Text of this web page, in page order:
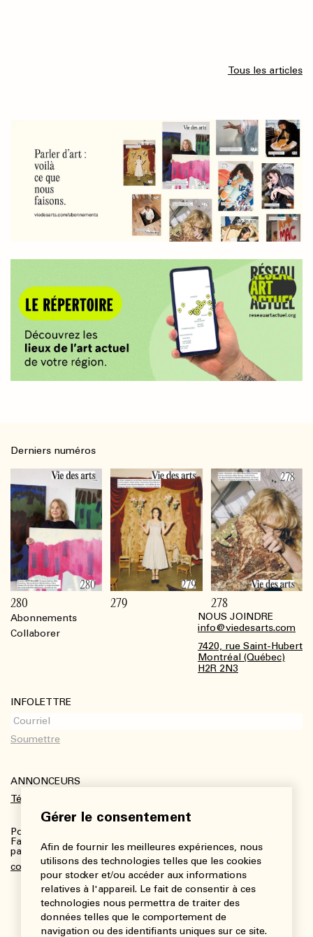
Gérer le consentement
Afin de fournir les meilleures expériences, nous
utilisons des technologies telles que les cookies
pour stocker et/ou accéder aux informations
relatives à l'appareil. Le fait de consentir à ces
technologies nous permettra de traiter des
données telles que le comportement de
navigation ou des identifiants uniques sur ce site.
Tous les articles
Abonnements
Collaborer
NOUS JOINDRE
info@viedesarts.com
7420, rue Saint-Hubert
Montréal (Québec)
H2R 2N3
INFOLETTRE
ANNONCEURS
Télécharger le kit média
Pour plus de renseignements :
Fanny Charbonneau, Responsable des communications,
partenariats et publicités
communications@viedesarts.com
Derniers numéros
280 279 278